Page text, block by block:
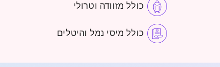
כולל מזוודה וטרולי
כולל מיסי נמל והיטלים